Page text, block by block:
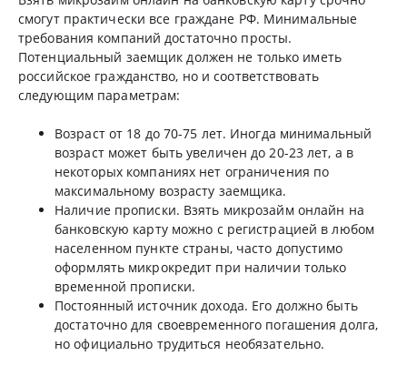
смогут практически все граждане РФ. Минимальные
требования компаний достаточно просты.
Потенциальный заемщик должен не только иметь
российское гражданство, но и соответствовать
следующим параметрам:
Возраст от 18 до 70-75 лет. Иногда минимальный
возраст может быть увеличен до 20-23 лет, а в
некоторых компаниях нет ограничения по
максимальному возрасту заемщика.
Наличие прописки. Взять микрозайм онлайн на
банковскую карту можно с регистрацией в любом
населенном пункте страны, часто допустимо
оформлять микрокредит при наличии только
временной прописки.
Постоянный источник дохода. Его должно быть
достаточно для своевременного погашения долга,
но официально трудиться необязательно.